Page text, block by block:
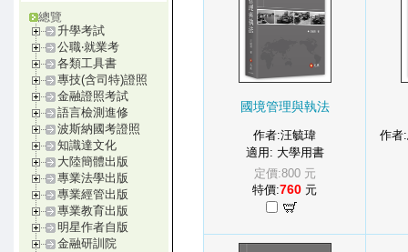
總覽
升學考試
公職‧就業考
各類工具書
專技(含司特)證照
金融證照考試
語言檢測進修
波斯納國考證照
知識達文化
大陸簡體出版
專業法學出版
專業經管出版
專業教育出版
明星作者自版
金融研訓院
國境管理與執法
作者:汪毓瑋
適用: 大學用書
定價:800 元
特價:760 元
作者